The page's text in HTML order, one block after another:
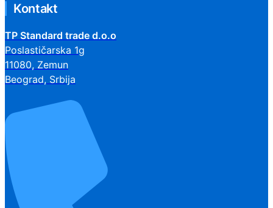
Kontakt
TP Standard trade d.o.o
Poslastičarska 1g
11080, Zemun
Beograd, Srbija